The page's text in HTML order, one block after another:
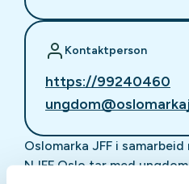
Kontaktperson
https://99240460
Oslomarka JFF i
NJFF Oslotar med